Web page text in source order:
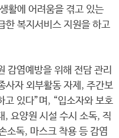
활에 어려움을 겪고 있는
한 복지서비스 지원을 하고
감염예방을 위해 전담 관리
사자 외부활동 자제, 주간보
고 있다”며, “입소자와 보호
, 요양원 시설 수시 소독, 직
소독, 마스크 착용 등 감염